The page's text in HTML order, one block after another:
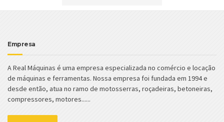
Empresa
A Real Máquinas é uma empresa especializada no comércio e locação
de máquinas e ferramentas. Nossa empresa foi fundada em 1994 e
desde então, atua no ramo de motosserras, roçadeiras, betoneiras,
compressores, motores......